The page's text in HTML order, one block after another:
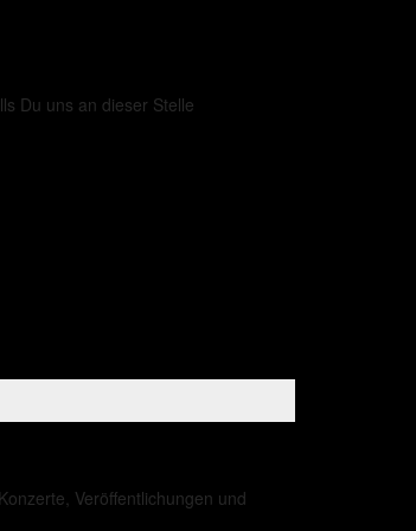
Du uns an dieser Stelle
Veröffentlichungen und